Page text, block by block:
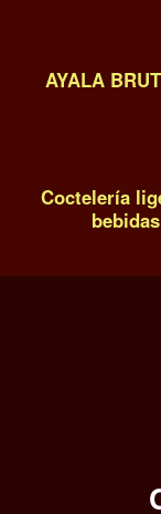
AYALA
Coctelería